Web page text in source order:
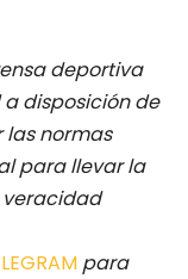
deportiva
disposición de
las normas
para llevar la
veracidad
para